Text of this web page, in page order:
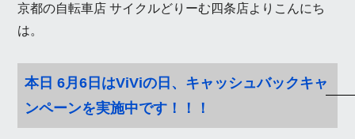
京都の自転車店 サイクルどりーむ四条店よりこんにち
は。
本日 6月6日はViViの日、キャッシュバックキャ
ンペーンを実施中です！！！